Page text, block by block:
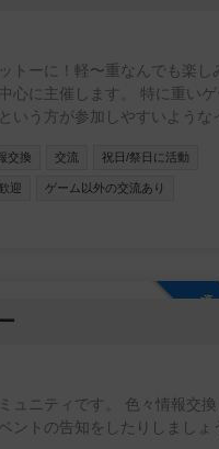
トーに！軽〜重なんでも楽し
心に主催します。 特に重いゲ
いう方が参加しやすいような
いるのでリクエストやおすす
交換 交流 祝日/祭日に活動
迎 ゲーム以外の交流あり
ュニティです。 色々情報交換
ントの告知をしたりしましょ